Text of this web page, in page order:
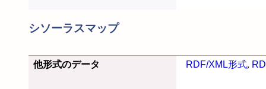
シソーラスマップ
他形式のデータ RDF/XML形式,